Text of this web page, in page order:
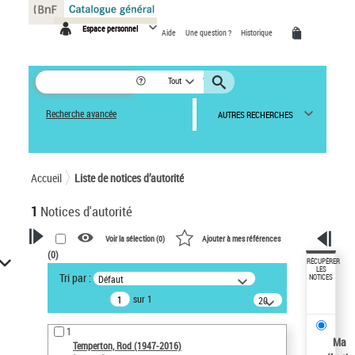
Espace personnel Aide Une question ? Historique
Tout
Recherche avancée AUTRES RECHERCHES
Accueil Liste de notices d’autorité
1 Notices d'autorité
VOTRE RECHERCHE
Recherche avancée dans les
notices d’autorité
Œuvres liées à l'auteur :
Temperton, Rod (1947-2016)
Voir la sélection (0) Ajouter à mes références
(0)
Tri par : Défaut
sur 1
20
résultats/page
1
Temperton, Rod (1947-2016)
RÉCUPÉRER
LES
NOTICES
Ma
Panneau de gestion des cookies